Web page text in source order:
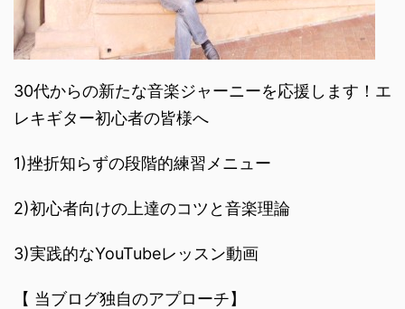
30代からの新たな音楽ジャーニーを応援します！エ
レキギター初心者の皆様へ
1)挫折知らずの段階的練習メニュー
2)初心者向けの上達のコツと音楽理論
3)実践的なYouTubeレッスン動画
【 当ブログ独自のアプローチ】